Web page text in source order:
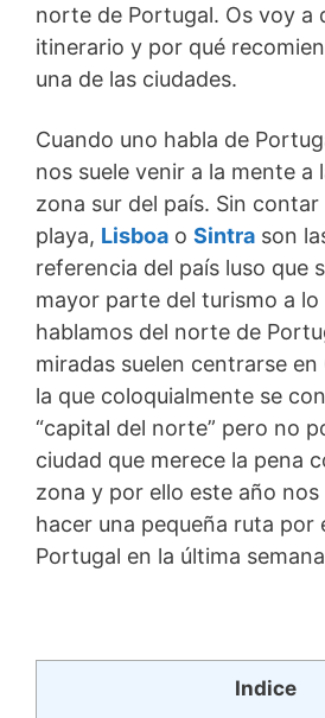
norte de Portugal. Os voy a
itinerario y por qué
una de las ciudades.
Cuando uno habla de
nos suele venir a la mente a
zona sur del país. Sin
playa, Lisboa o Sintra son
referencia del país luso que
mayor parte del turismo a lo
hablamos del norte de
miradas suelen centrarse
la que coloquialmente se
“capital del norte” pero no
ciudad que merece la pena
zona y por ello este año nos
hacer una pequeña ruta por
Portugal en la última
Indice